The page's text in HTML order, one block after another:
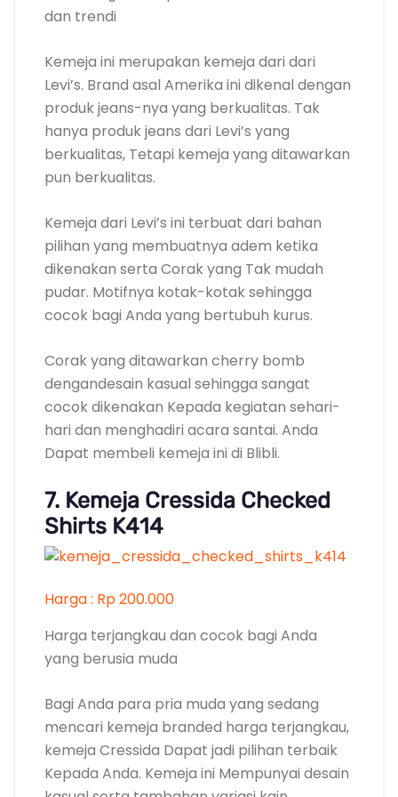
dikenakan serta Corak yang Tak mudah
cocok bagi Anda yang bertubuh kurus.
Corak yang ditawarkan cherry bomb
dengandesain kasual sehingga sangat
cocok dikenakan Kepada kegiatan sehari-
hari dan menghadiri acara santai. Anda
7. Kemeja Cressida Checked
Shirts K414
Harga : Rp 200.000
Harga terjangkau dan cocok bagi Anda
yang berusia muda
Bagi Anda para pria muda yang sedang
kemeja Cressida Dapat jadi pilihan terbaik
Kepada Anda. Kemeja ini Mempunyai desain
kasual serta tambahan variasi kain
pemakainya lebih trendy.
Motifnya kotak-kotak dengan perpaduan
tiga Corak Yakni hitam, putih, dan abu-abu.
nyaman ketika dikenakan. Model yang
digunakan slim fit yang Membangun Anda
yang bertubuh slim terlihat lebih keren.